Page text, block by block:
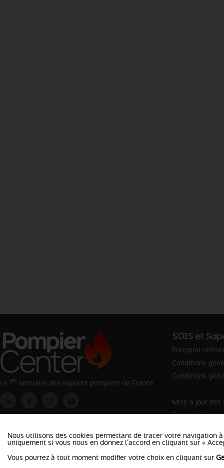
Le 1er annuaire des sapeurs pompiers de France.
SDIS et
Pourquoi
Conditions
Conditions
Mise à jour des
Consulter
Nous utilisons des cookies permettant de tracer votre navigation
uniquement si vous nous en donnez l’accord en cliquant sur «
Vous pourrez à tout moment modifier votre choix en cliquant sur